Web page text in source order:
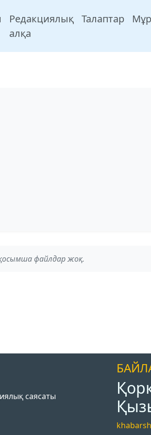
Редакциялық
алқа
Талаптар
файлдар жоқ.
саясаты